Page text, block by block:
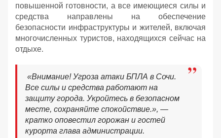
повышенной готовности, а все имеющиеся силы и
средства направлены на обеспечение
безопасности инфраструктуры и жителей, включая
многочисленных туристов, находящихся сейчас на
отдыхе.
«Внимание! Угроза атаки БПЛА в Сочи.
Все силы и средства работают на
защиту города. Укройтесь в безопасном
месте, сохраняйте спокойствие.», —
кратко оповестил горожан и гостей
курорта глава администрации.